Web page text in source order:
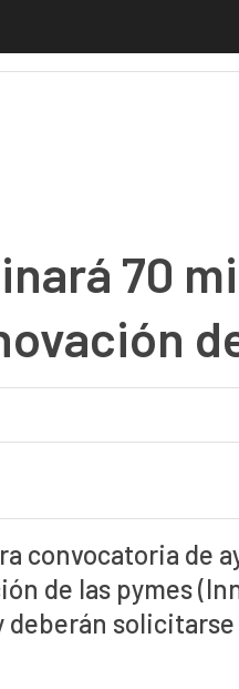
70
convocatoria de
de las pymes
deberán